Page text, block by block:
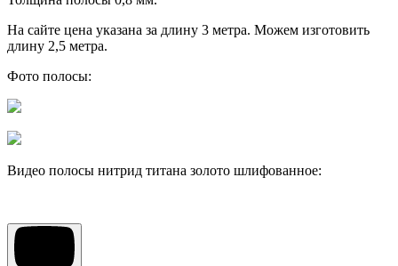
На сайте цена указана за длину 3 метра. Можем изготовить
длину 2,5 метра.
Фото полосы:
Видео полосы нитрид титана золото шлифованное: